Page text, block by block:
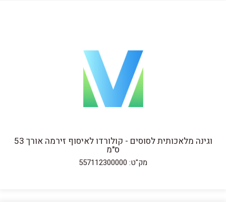
וגינה מלאכותית לסוסים - קולורדו לאיסוף זירמה אורך 53
ס"מ
מק"ט: 557112300000